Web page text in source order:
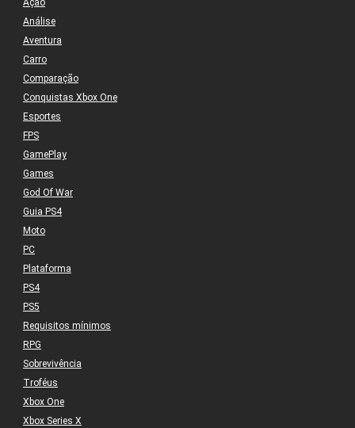
Ação
Análise
Aventura
Carro
Comparação
Conquistas Xbox One
Esportes
FPS
GamePlay
Games
God Of War
Guia PS4
Moto
PC
Plataforma
PS4
PS5
Requisitos mínimos
RPG
Sobrevivência
Troféus
Xbox One
Xbox Series X